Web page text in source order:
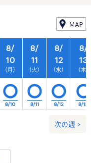
MAP
8/
10
（月）
8/
11
（火）
8/
12
（水）
8/10 8/11 8/12
8/
13
（木）
8/13
次の週 >